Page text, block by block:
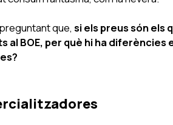
que, si els preus són els
al BOE, per què hi ha diferències